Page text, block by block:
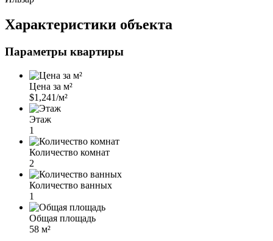
Характеристики объекта
Параметры квартиры
Цена за м²
$1,241/м²
Этаж
1
Количество комнат
2
Количество ванных
1
Общая площадь
58 м²